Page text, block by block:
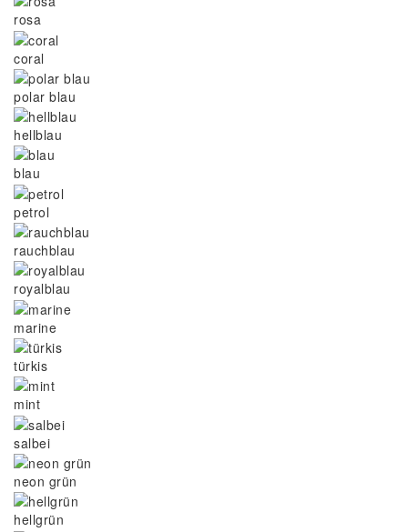
rosa
coral
polar blau
hellblau
blau
petrol
rauchblau
royalblau
marine
türkis
mint
salbei
neon grün
hellgrün